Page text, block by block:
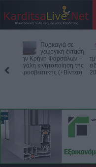
Δημόσιες
Σ.Α.Ε.Κ.: 860
τμήματα και 95
ειδικότητες για το 2026-
2027